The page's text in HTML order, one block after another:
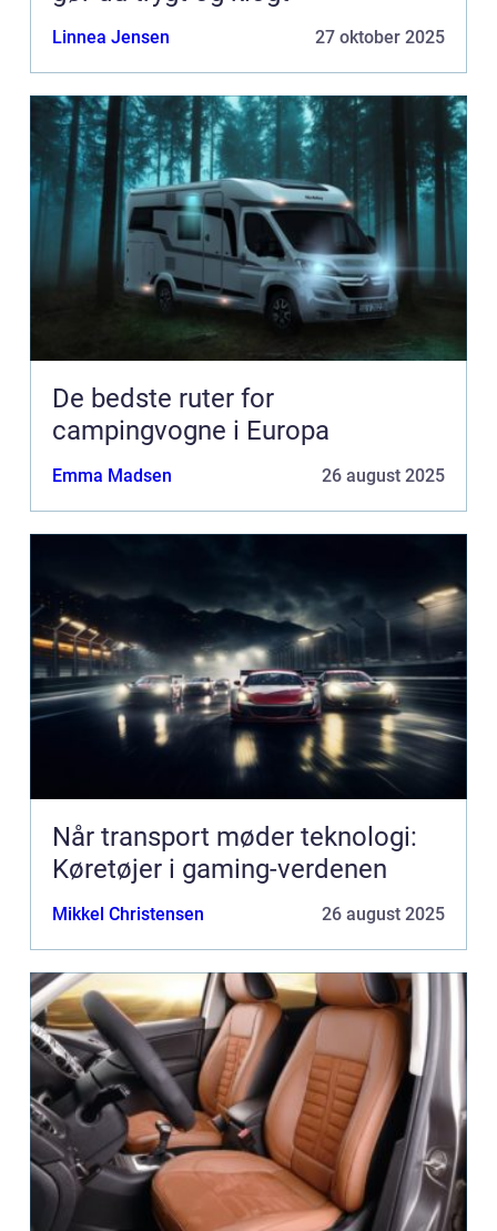
Linnea Jensen 27 oktober 2025
De bedste ruter for
campingvogne i Europa
Emma Madsen 26 august 2025
Når transport møder teknologi:
Køretøjer i gaming-verdenen
Mikkel Christensen 26 august 2025